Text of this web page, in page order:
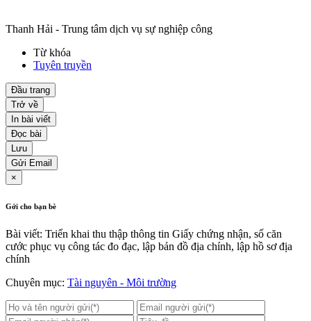
Thanh Hải - Trung tâm dịch vụ sự nghiệp công
Từ khóa
Tuyên truyền
Đầu trang
Trở về
In bài viết
Đọc bài
Lưu
Gửi Email
×
Gởi cho bạn bè
Bài viết: Triển khai thu thập thông tin Giấy chứng nhận, số căn
cước phục vụ công tác đo đạc, lập bản đồ địa chính, lập hồ sơ địa
chính
Chuyên mục: Tài nguyên - Môi trường